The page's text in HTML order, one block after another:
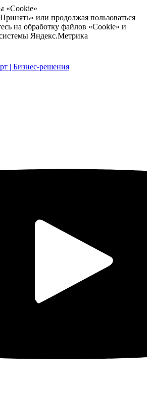
«Cookie»
или продолжая пользоваться
на обработку файлов «Cookie» и
Яндекс.Метрика
| Бизнес-решения